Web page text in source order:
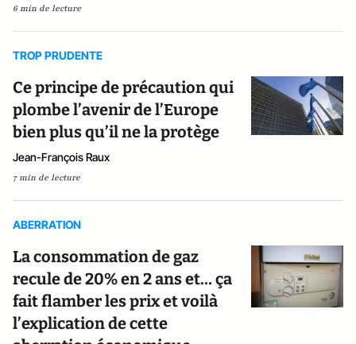
6 min de lecture
TROP PRUDENTE
Ce principe de précaution qui
plombe l’avenir de l’Europe
bien plus qu’il ne la protège
Jean-François Raux
7 min de lecture
ABERRATION
La consommation de gaz
recule de 20% en 2 ans et… ça
fait flamber les prix et voilà
l’explication de cette